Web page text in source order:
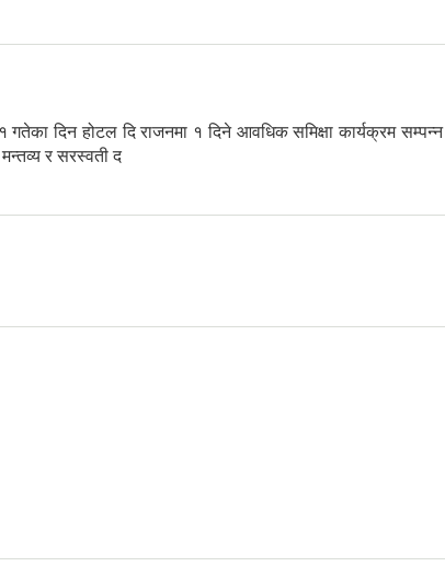
गतेका दिन होटल दि राजनमा १ दिने आवधिक समिक्षा कार्यक्रम
र सरस्वती द